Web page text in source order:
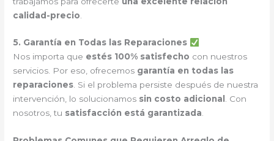
calidad-precio
5. Garantía en Todas las Reparaciones
Nos importa que estés 100% satisfecho con nuestros
servicios. Por eso, ofrecemos garantía en todas las
reparaciones. Si el problema persiste después de nuestra
intervención, lo solucionamos sin costo adicional . Con
nosotros, tu satisfacción está garantizada.